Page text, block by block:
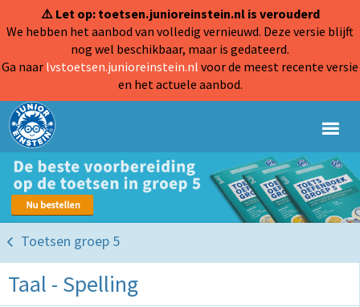
⚠️ Let op: toetsen.junioreinstein.nl is verouderd
We hebben het aanbod van volledig vernieuwd. Deze versie blijft
nog wel beschikbaar, maar is gedateerd.
Ga naar lvstoetsen.junioreinstein.nl voor de meest recente versie
en het actuele aanbod.
Toetsen groep 5
Taal - Spelling